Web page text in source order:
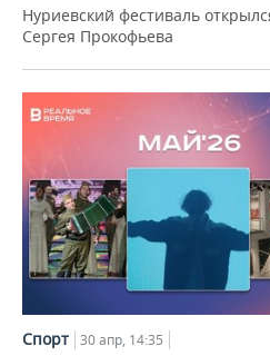
Нуриевский фестиваль
Сергея Прокофьева
Спорт 30 апр, 14:35